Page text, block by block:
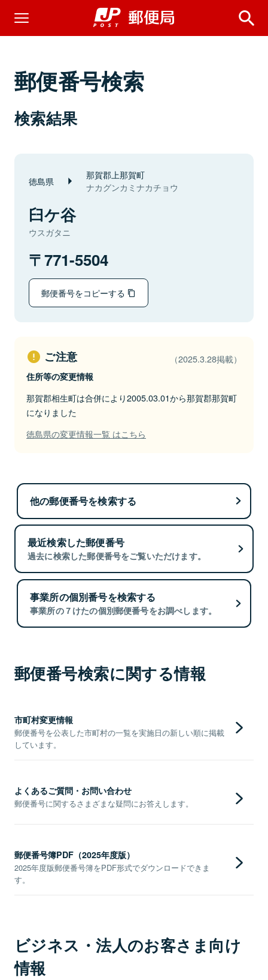
郵便番号検索
検索結果
徳島県 那賀郡上那賀町
ナカグンカミナカチョウ
臼ケ谷
ウスガタニ
771-5504
郵便番号をコピーする
ご注意 （2025.3.28掲載）
住所等の変更情報
那賀郡相生町は合併により2005.03.01から那賀郡那賀町
になりました
徳島県の変更情報一覧 はこちら
他の郵便番号を検索する
最近検索した郵便番号
過去に検索した郵便番号をご覧いただけます。
事業所の個別番号を検索する
事業所の７けたの個別郵便番号をお調べします。
郵便番号検索に関する情報
市町村変更情報
郵便番号を公表した市町村の一覧を実施日の新しい順に掲載
しています。
よくあるご質問・お問い合わせ
郵便番号に関するさまざまな疑問にお答えします。
郵便番号簿PDF（2025年度版）
2025年度版郵便番号簿をPDF形式でダウンロードできま
す。
ビジネス・法人のお客さま向け
情報